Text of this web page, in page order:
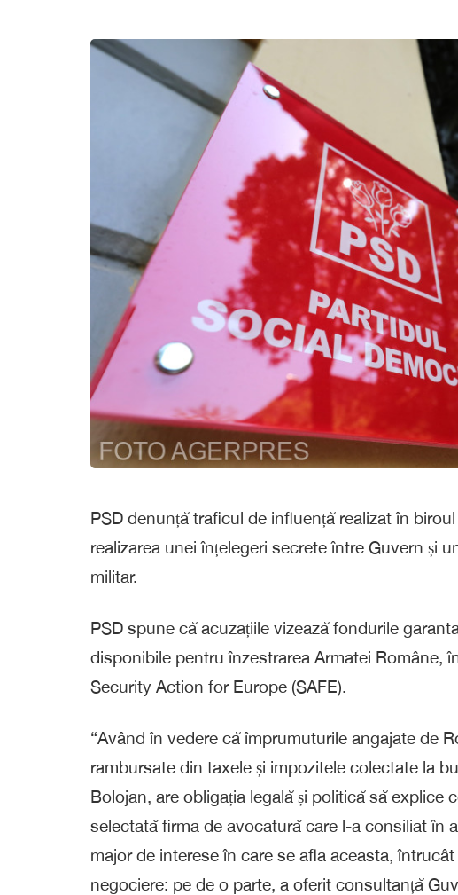
PSD denunță traficul de influență realizat în
realizarea unei înțelegeri secrete între Guvern și
militar.
PSD spune că acuzațiile vizează fondurile
disponibile pentru înzestrarea Armatei Române,
Security Action for Europe (SAFE).
“Având în vedere că împrumuturile angajate de
rambursate din taxele și impozitele colectate la
Bolojan, are obligația legală și politică să explice
selectată firma de avocatură care l-a consiliat în
major de interese în care se afla aceasta,
negociere: pe de o parte, a oferit consultanță